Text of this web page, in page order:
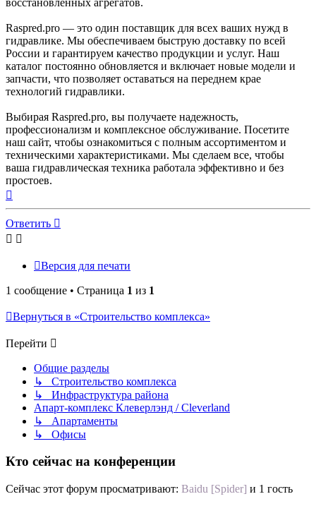
Raspred.pro — это один поставщик для всех ваших нужд в
гидравлике. Мы обеспечиваем быструю доставку по всей
России и гарантируем качество продукции и услуг. Наш
каталог постоянно обновляется и включает новые модели и
запчасти, что позволяет оставаться на переднем крае
технологий гидравлики.
Выбирая Raspred.pro, вы получаете надежность,
профессионализм и комплексное обслуживание. Посетите
наш сайт, чтобы ознакомиться с полным ассортиментом и
техническими характеристиками. Мы сделаем все, чтобы
ваша гидравлическая техника работала эффективно и без
простоев.
началу
Ответить
Версия для печати
1 сообщение • Страница 1 из 1
Вернуться в «Строительство комплекса»
Перейти
Общие разделы
↳ Строительство комплекса
↳ Инфраструктура района
Апарт-комплекс Клеверлэнд / Cleverland
↳ Апартаменты
↳ Офисы
Кто сейчас на конференции
Сейчас этот форум просматривают: Baidu [Spider] и 1 гость